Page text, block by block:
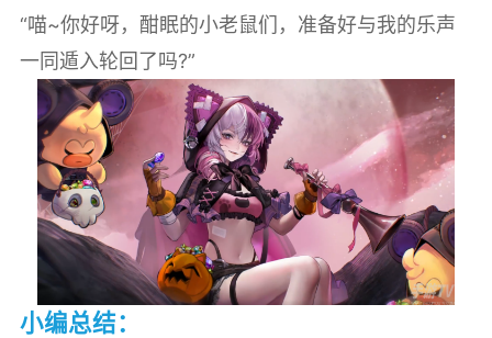
“喵~你好呀，酣眠的小老鼠们，准备好与我的乐声
一同遁入轮回了吗?”
小编总结：